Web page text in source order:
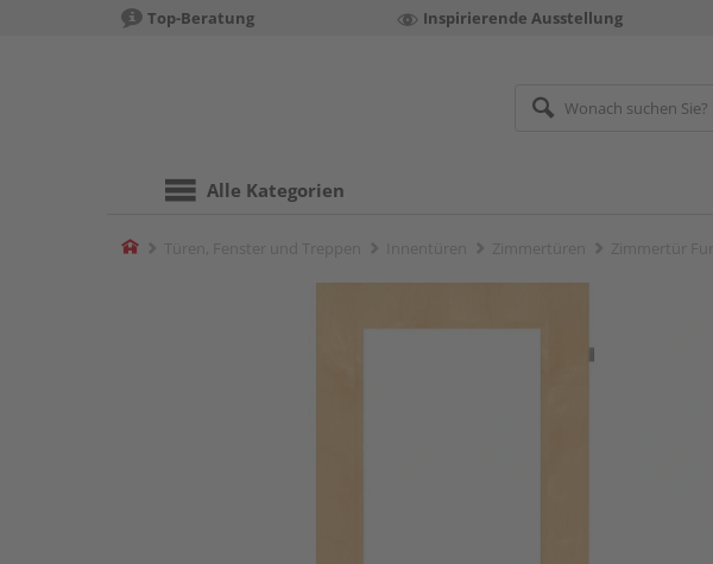
Top-Beratung Inspirierende Ausstellung
Alle Kategorien
Home